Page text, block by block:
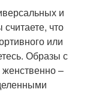
и
что
или
Образы с
женственно –